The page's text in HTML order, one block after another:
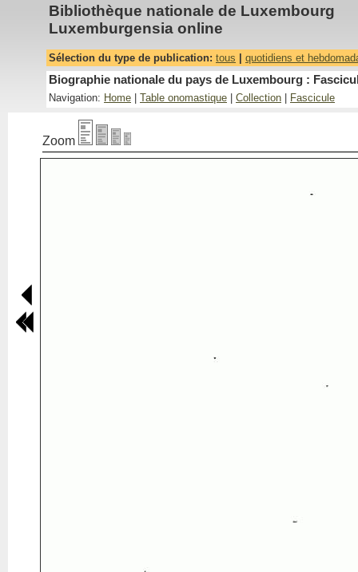
Bibliothèque nationale de Luxembourg
Luxemburgensia online
Sélection du type de publication: tous quotidiens et
Biographie nationale du pays de Luxembourg :
Navigation: Home Table onomastique Collection Fascicule
Zoom